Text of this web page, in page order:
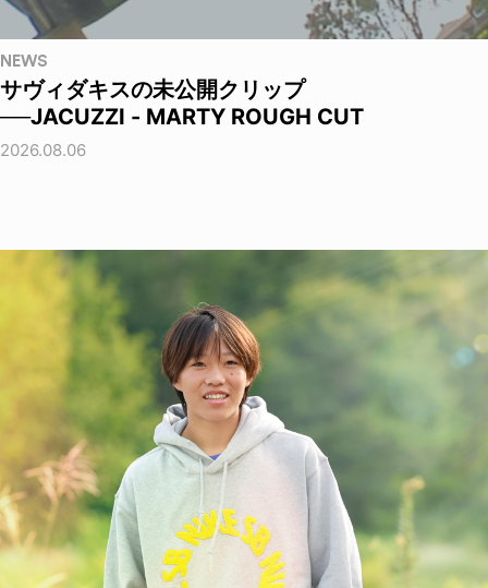
NEWS
サヴィダキスの未公開クリップ
──JACUZZI - MARTY ROUGH CUT
2026.08.06